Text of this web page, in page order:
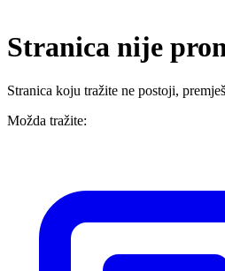
Stranica nije
Stranica koju tražite ne postoji,
Možda tražite: